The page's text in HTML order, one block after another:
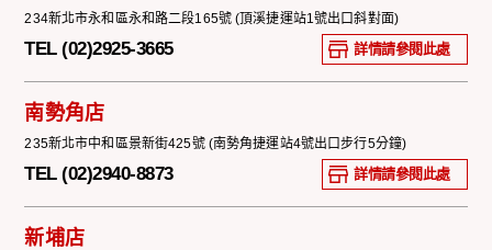
234新北市永和區永和路二段165號 (頂溪捷運站1號出口斜對面)
TEL (02)2925-3665 詳情請參閱此處
南勢角店
235新北市中和區景新街425號 (南勢角捷運站4號出口步行5分鐘)
TEL (02)2940-8873 詳情請參閱此處
新埔店